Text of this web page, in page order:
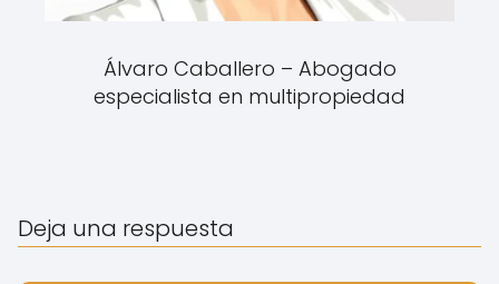
Álvaro Caballero – Abogado
especialista en multipropiedad
Deja una respuesta